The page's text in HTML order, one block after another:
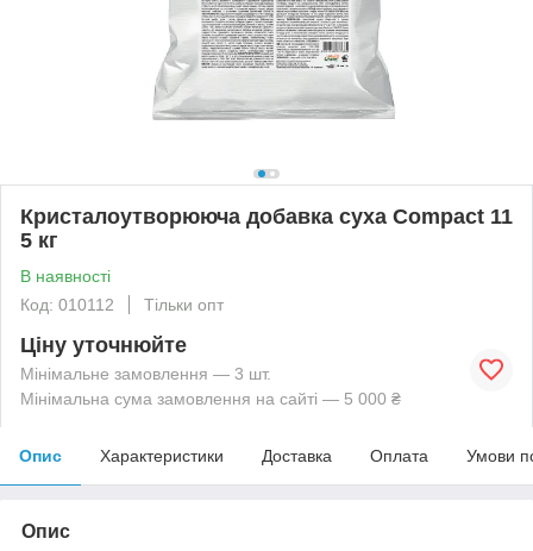
Кристалоутворююча добавка суха Compact 11
5 кг
В наявності
Код: 010112
Тільки опт
Ціну уточнюйте
Мінімальне замовлення — 3 шт.
Мінімальна сума замовлення на сайті — 5 000 ₴
Опис Характеристики Доставка Оплата Умови
Опис